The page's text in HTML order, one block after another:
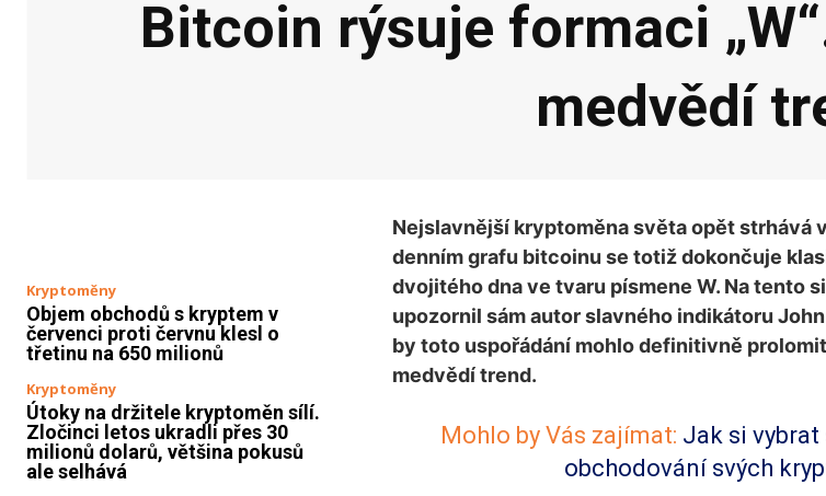
Bitcoin rýsuje formaci
medvědí
Kryptoměny
Objem obchodů s kryptem v
červenci proti červnu klesl o
třetinu na 650 milionů
Kryptoměny
Útoky na držitele kryptoměn sílí.
Zločinci letos ukradli přes 30
milionů dolarů, většina pokusů
ale selhává
Nejslavnější kryptoměna světa opět strhává
denním grafu bitcoinu se totiž dokončuje
dvojitého dna ve tvaru písmene W. Na tento
upozornil sám autor slavného indikátoru
by toto uspořádání mohlo definitivně
medvědí trend.
Mohlo by Vás zajímat: Jak si vybrat
obchodování svých